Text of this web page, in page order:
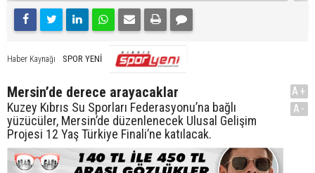
Haber Kaynağı SPOR YENİ
Mersin’de derece arayacaklar
Kuzey Kıbrıs Su Sporları Federasyonu’na bağlı
yüzücüler, Mersin’de düzenlenecek Ulusal Gelişim
Projesi 12 Yaş Türkiye Finali’ne katılacak.
A+
A-